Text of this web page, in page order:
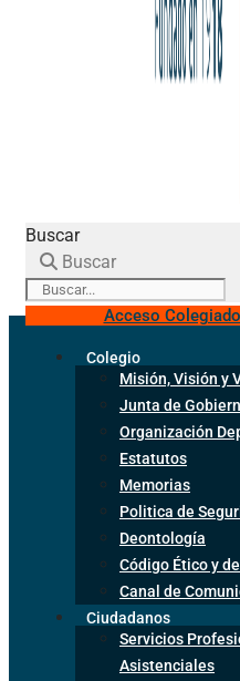
Buscar
Buscar
Acceso
Colegio
Misión, Visión y
Junta de
Organización
Estatutos
Memorias
Politica de
Deontología
Código Ético y
Canal de
Ciudadanos
Servicios
Asistenciales